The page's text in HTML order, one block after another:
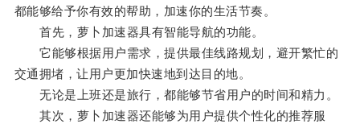
都能够给予你有效的帮助，加速你的生活节奏。
首先，萝卜加速器具有智能导航的功能。
它能够根据用户需求，提供最佳线路规划，避开繁忙的
交通拥堵，让用户更加快速地到达目的地。
无论是上班还是旅行，都能够节省用户的时间和精力。
其次，萝卜加速器还能够为用户提供个性化的推荐服